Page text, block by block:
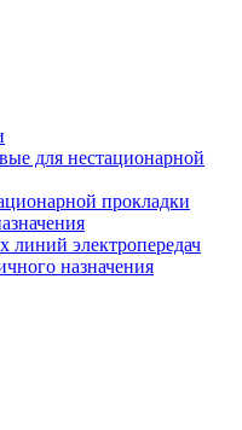
для нестационарной
прокладки
линий электропередач
назначения